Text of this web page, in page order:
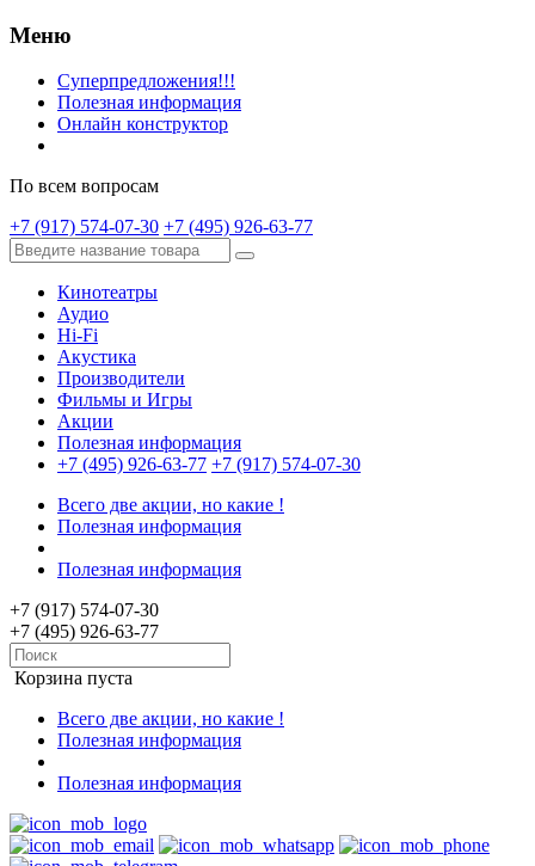
Меню
Суперпредложения!!!
Полезная информация
Онлайн конструктор
По всем вопросам
+7 (917) 574-07-30 +7 (495) 926-63-77
Кинотеатры
Аудио
Hi-Fi
Акустика
Производители
Фильмы и Игры
Акции
Полезная информация
+7 (495) 926-63-77 +7 (917) 574-07-30
Всего две акции, но какие !
Полезная информация
Полезная информация
+7 (917) 574-07-30
+7 (495) 926-63-77
Корзина пуста
Всего две акции, но какие !
Полезная информация
Полезная информация